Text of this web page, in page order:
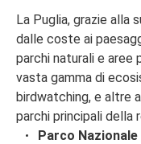
La Puglia, grazie alla
dalle coste ai
parchi naturali e
vasta gamma di
birdwatching, e altre
parchi principali della
Parco Nazionale